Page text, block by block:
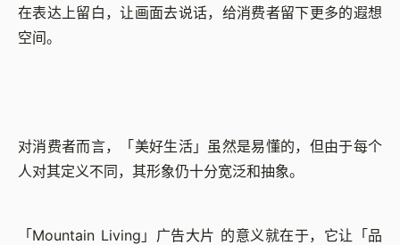
在表达上留白，让画面去说话，给消费者留下更多的遐想
空间。
对消费者而言，「美好生活」虽然是易懂的，但由于每个
人对其定义不同，其形象仍十分宽泛和抽象。
「Mountain Living」广告大片 的意义就在于，它让「品